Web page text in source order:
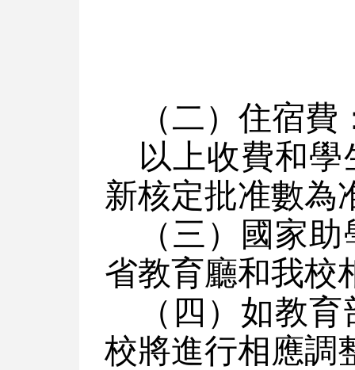
（二）住宿
以上收費和
新核定批准數為
（三）國家
省教育廳和我校
（四）如教
校將進行相應調